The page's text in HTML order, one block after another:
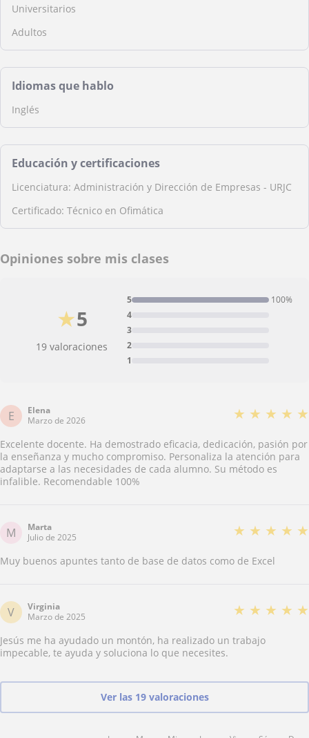
Universitarios
Adultos
Idiomas que hablo
Inglés
Educación y certificaciones
Licenciatura: Administración y Dirección de Empresas - URJC
Certificado: Técnico en Ofimática
Opiniones sobre mis clases
5
★
19 valoraciones
1
2
3
4
5 100%
E
Elena
Marzo de 2026
★ ★ ★ ★ ★
Excelente docente. Ha demostrado eficacia, dedicación, pasión por
la enseñanza y mucho compromiso. Personaliza la atención para
adaptarse a las necesidades de cada alumno. Su método es
infalible. Recomendable 100%
M
Marta
Julio de 2025
★ ★ ★ ★ ★
Muy buenos apuntes tanto de base de datos como de Excel
V
Virginia
Marzo de 2025
★ ★ ★ ★ ★
Jesús me ha ayudado un montón, ha realizado un trabajo
impecable, te ayuda y soluciona lo que necesites.
Ver las 19 valoraciones